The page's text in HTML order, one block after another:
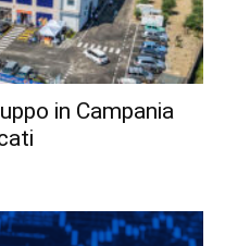
in Campania